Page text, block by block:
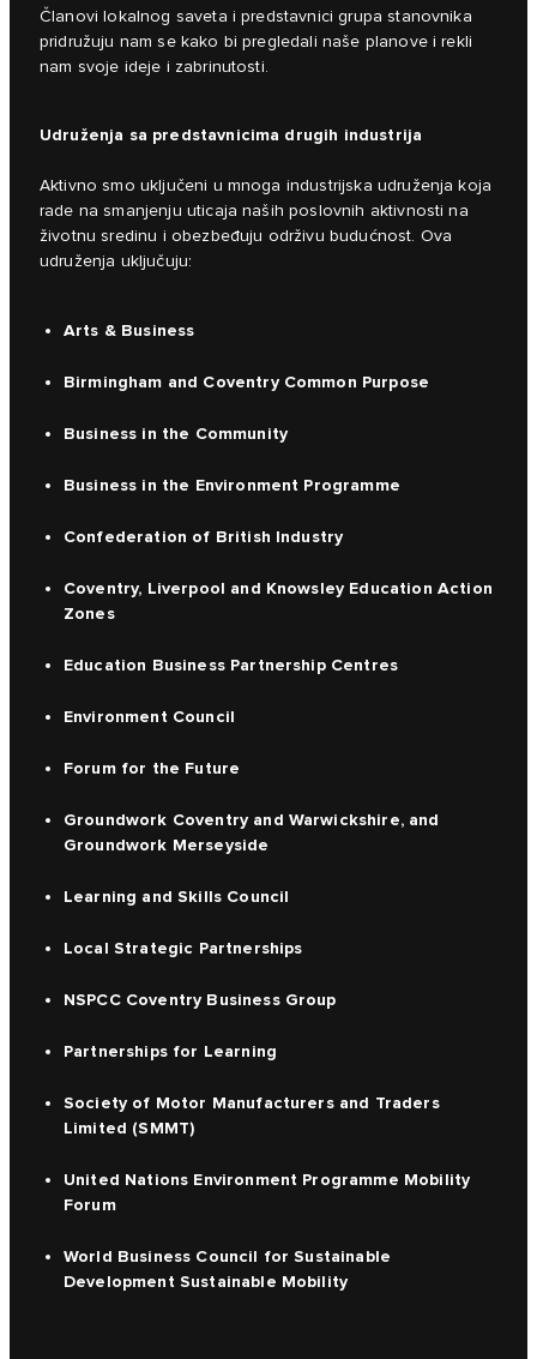
Članovi lokalnog saveta i predstavnici grupa stanovnika
pridružuju nam se kako bi pregledali naše planove i rekli
nam svoje ideje i zabrinutosti.
Udruženja sa predstavnicima drugih industrija
Aktivno smo uključeni u mnoga industrijska udruženja koja
rade na smanjenju uticaja naših poslovnih aktivnosti na
životnu sredinu i obezbeđuju održivu budućnost. Ova
udruženja uključuju:
Arts & Business
Birmingham and Coventry Common Purpose
Business in the Community
Business in the Environment Programme
Confederation of British Industry
Coventry, Liverpool and Knowsley Education Action
Zones
Education Business Partnership Centres
Environment Council
Forum for the Future
Groundwork Coventry and Warwickshire, and
Groundwork Merseyside
Learning and Skills Council
Local Strategic Partnerships
NSPCC Coventry Business Group
Partnerships for Learning
Society of Motor Manufacturers and Traders
Limited (SMMT)
United Nations Environment Programme Mobility
Forum
World Business Council for Sustainable
Development Sustainable Mobility